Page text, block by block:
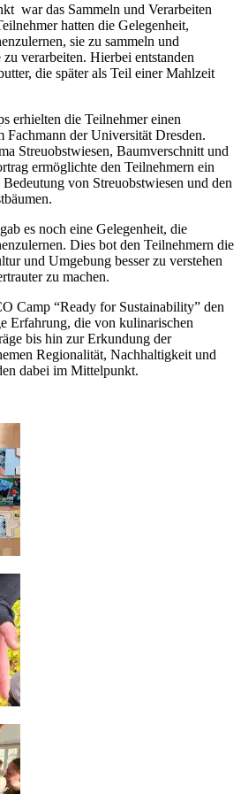
war das Sammeln und Verarbeiten
hatten die Gelegenheit,
sie zu sammeln und
verarbeiten. Hierbei entstanden
die später als Teil einer Mahlzeit
erhielten die Teilnehmer einen
Fachmann der Universität Dresden.
Streuobstwiesen, Baumverschnitt und
ermöglichte den Teilnehmern ein
von Streuobstwiesen und den
es noch eine Gelegenheit, die
Dies bot den Teilnehmern die
und Umgebung besser zu verstehen
zu machen.
Camp “Ready for Sustainability” den
Erfahrung, die von kulinarischen
bis hin zur Erkundung der
Regionalität, Nachhaltigkeit und
dabei im Mittelpunkt.